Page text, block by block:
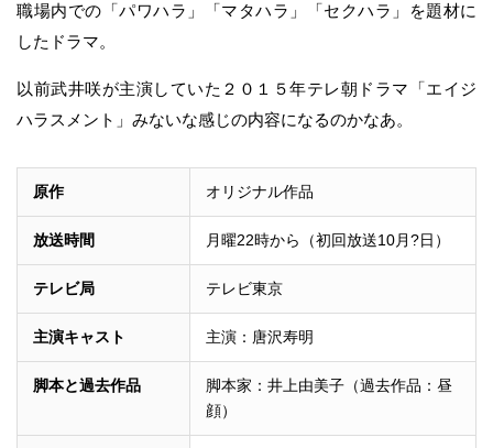
職場内での「パワハラ」「マタハラ」「セクハラ」を題材に
したドラマ。
以前武井咲が主演していた２０１５年テレ朝ドラマ「エイジ
ハラスメント」みないな感じの内容になるのかなあ。
原作 オリジナル作品
放送時間 月曜22時から（初回放送10月?日）
テレビ局 テレビ東京
主演キャスト 主演：唐沢寿明
脚本と過去作品
脚本家：井上由美子（過去作品：昼
顔）